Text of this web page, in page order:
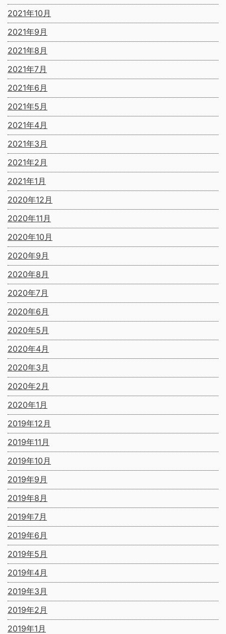
2021年10月
2021年9月
2021年8月
2021年7月
2021年6月
2021年5月
2021年4月
2021年3月
2021年2月
2021年1月
2020年12月
2020年11月
2020年10月
2020年9月
2020年8月
2020年7月
2020年6月
2020年5月
2020年4月
2020年3月
2020年2月
2020年1月
2019年12月
2019年11月
2019年10月
2019年9月
2019年8月
2019年7月
2019年6月
2019年5月
2019年4月
2019年3月
2019年2月
2019年1月